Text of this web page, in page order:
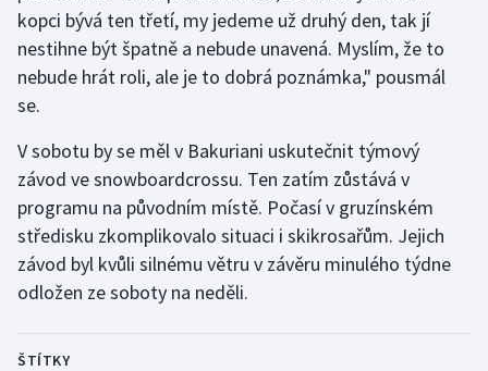
kopci bývá ten třetí, my jedeme už druhý den, tak jí
nestihne být špatně a nebude unavená. Myslím, že to
nebude hrát roli, ale je to dobrá poznámka," pousmál
se.
V sobotu by se měl v Bakuriani uskutečnit týmový
závod ve snowboardcrossu. Ten zatím zůstává v
programu na původním místě. Počasí v gruzínském
středisku zkomplikovalo situaci i skikrosařům. Jejich
závod byl kvůli silnému větru v závěru minulého týdne
odložen ze soboty na neděli.
ŠTÍTKY